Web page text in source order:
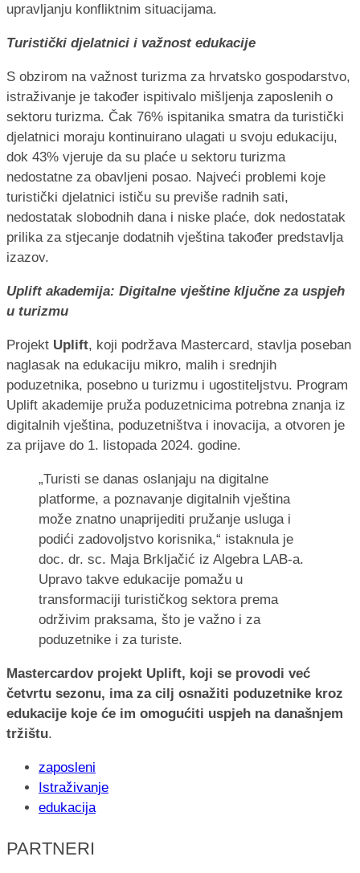
upravljanju konfliktnim situacijama.
Turistički djelatnici i važnost edukacije
S obzirom na važnost turizma za hrvatsko gospodarstvo,
istraživanje je također ispitivalo mišljenja zaposlenih o
sektoru turizma. Čak 76% ispitanika smatra da turistički
djelatnici moraju kontinuirano ulagati u svoju edukaciju,
dok 43% vjeruje da su plaće u sektoru turizma
nedostatne za obavljeni posao. Najveći problemi koje
turistički djelatnici ističu su previše radnih sati,
nedostatak slobodnih dana i niske plaće, dok nedostatak
prilika za stjecanje dodatnih vještina također predstavlja
izazov.
Uplift akademija: Digitalne vještine ključne za uspjeh
u turizmu
Projekt Uplift, koji podržava Mastercard, stavlja poseban
naglasak na edukaciju mikro, malih i srednjih
poduzetnika, posebno u turizmu i ugostiteljstvu. Program
Uplift akademije pruža poduzetnicima potrebna znanja iz
digitalnih vještina, poduzetništva i inovacija, a otvoren je
za prijave do 1. listopada 2024. godine.
„Turisti se danas oslanjaju na digitalne
platforme, a poznavanje digitalnih vještina
može znatno unaprijediti pružanje usluga i
podići zadovoljstvo korisnika,“ istaknula je
doc. dr. sc. Maja Brkljačić iz Algebra LAB-a.
Upravo takve edukacije pomažu u
transformaciji turističkog sektora prema
održivim praksama, što je važno i za
poduzetnike i za turiste.
Mastercardov projekt Uplift, koji se provodi već
četvrtu sezonu, ima za cilj osnažiti poduzetnike kroz
edukacije koje će im omogućiti uspjeh na današnjem
tržištu.
zaposleni
Istraživanje
edukacija
PARTNERI